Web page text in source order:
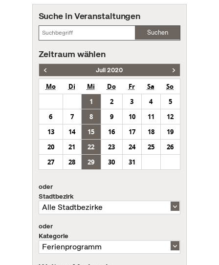
Suche in Veranstaltungen
Suchen
Zeitraum wählen
Juli 2020
Mo Di Mi Do Fr Sa
So
1
2 3 4
5
6
7 8 9 10 11
12
13
14 15 16 17 18
19
20
21 22 23 24 25
26
27
28 29 30 31
oder
Stadtbezirk
oder
Kategorie